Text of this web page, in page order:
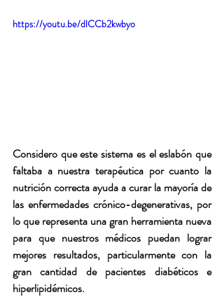
https://youtu.be/dlCCb2kwbyo
Considero que este sistema es el eslabón que
faltaba a nuestra terapéutica por cuanto la
nutrición correcta ayuda a curar la mayoría de
las enfermedades crónico-degenerativas, por
lo que representa una gran herramienta nueva
para que nuestros médicos puedan lograr
mejores resultados, particularmente con la
gran cantidad de pacientes diabéticos e
hiperlipidémicos.